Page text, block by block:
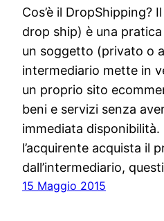
Cos’è il DropShipping?
drop ship) è una
un soggetto (privato o
intermediario mette in
un proprio sito
beni e servizi senza
immediata
l’acquirente acquista il
dall’intermediario,
15 Maggio 2015